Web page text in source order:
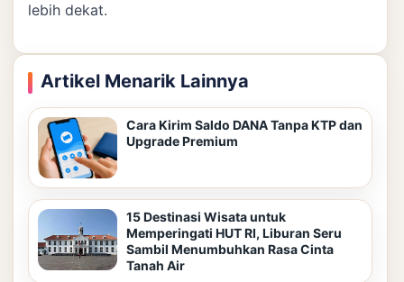
lebih dekat.
Artikel Menarik Lainnya
Cara Kirim Saldo DANA Tanpa KTP dan
Upgrade Premium
15 Destinasi Wisata untuk
Memperingati HUT RI, Liburan Seru
Sambil Menumbuhkan Rasa Cinta
Tanah Air